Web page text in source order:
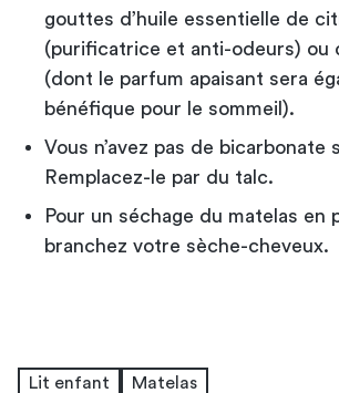
gouttes d’huile essentielle de
(purificatrice et anti-odeurs) ou
(dont le parfum apaisant sera
bénéfique pour le sommeil).
Vous n’avez pas de bicarbonate
Remplacez-le par du talc.
Pour un séchage du matelas en
branchez votre sèche-cheveux.
Lit enfant Matelas